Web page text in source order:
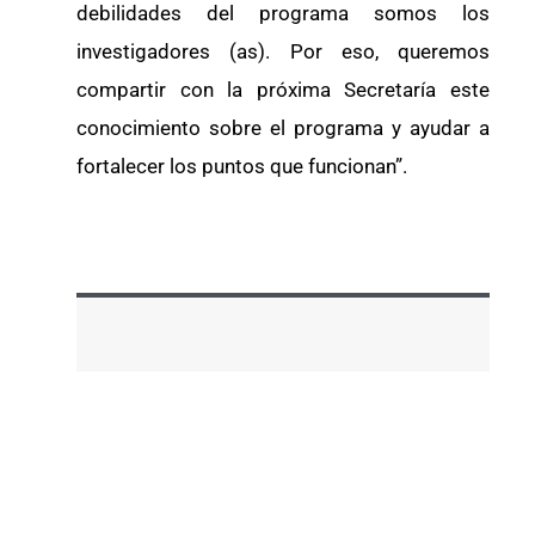
debilidades del programa somos los
investigadores (as). Por eso, queremos
compartir con la próxima Secretaría este
conocimiento sobre el programa y ayudar a
fortalecer los puntos que funcionan”.